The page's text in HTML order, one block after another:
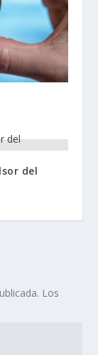
del
Los